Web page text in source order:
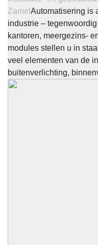
Zamel Automatisering is
industrie –
kantoren, meergezins-
modules stellen u in
veel elementen van de
buitenverlichting,